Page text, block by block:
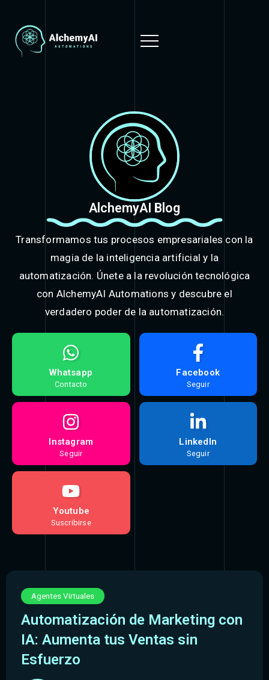
AlchemyAI Blog
Transformamos tus procesos empresariales con la
magia de la inteligencia artificial y la
automatización. Únete a la revolución tecnológica
con AlchemyAI Automations y descubre el
verdadero poder de la automatización.​
Whatsapp
Contacto
Facebook
Seguir
Instagram
Seguir
LinkedIn
Seguir
Youtube
Suscribirse
Agentes Virtuales
Automatización de Marketing con
IA: Aumenta tus Ventas sin
Esfuerzo